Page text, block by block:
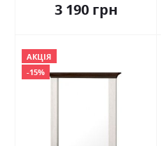
3 190 грн
АКЦІЯ
-15%